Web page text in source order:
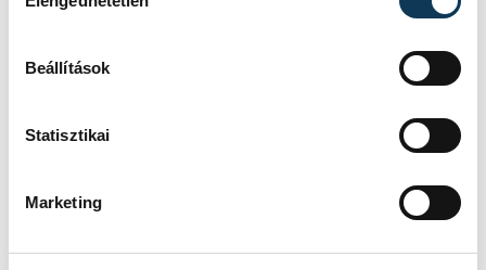
Beállítások
Statisztikai
Marketing
Magyarország
energiaellátása stabil
energiaellátása, a paksi erőmű
munkatársai azon dolgoznak, hogy az
hibamentesen működjön - közölte a
miniszterelnök a paksi erőműnél tett
keddi látogatása során.